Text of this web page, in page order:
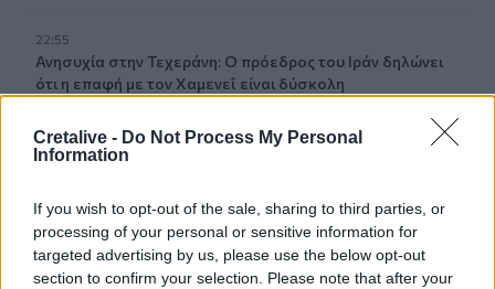
Cretalive - Do Not Process My Personal
Information
If you wish to opt-out of the sale, sharing to third parties, or
processing of your personal or sensitive information for
targeted advertising by us, please use the below opt-out
section to confirm your selection. Please note that after your
22:55
Ανησυχία στην Τεχεράνη: Ο πρόεδρος του Ιράν δηλώνει
ότι η επαφή με τον Χαμενεΐ είναι δύσκολη
22:49
Φωτιά στα Αϊβαλιώτικα Βόλου
22:43
Συνελήφθη οπλισμένος άνδρας κοντά σε γήπεδο γκολφ
του Τραμπ στην Καλιφόρνια